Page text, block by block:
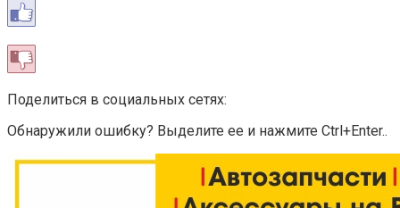
Поделиться в социальных сетях:
Обнаружили ошибку? Выделите ее и нажмите Ctrl+Enter..